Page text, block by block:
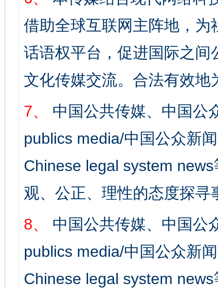
借助全球互联网主阵地，
话语权平台，促进国际之
文化传媒交流。合法有效地
7、
中国公共传媒、中国公
publics media/中国公众新
Chinese legal system
观、公正、理性的态度探寻
8、
中国公共传媒、中国公
publics media/中国公众新
Chinese legal system